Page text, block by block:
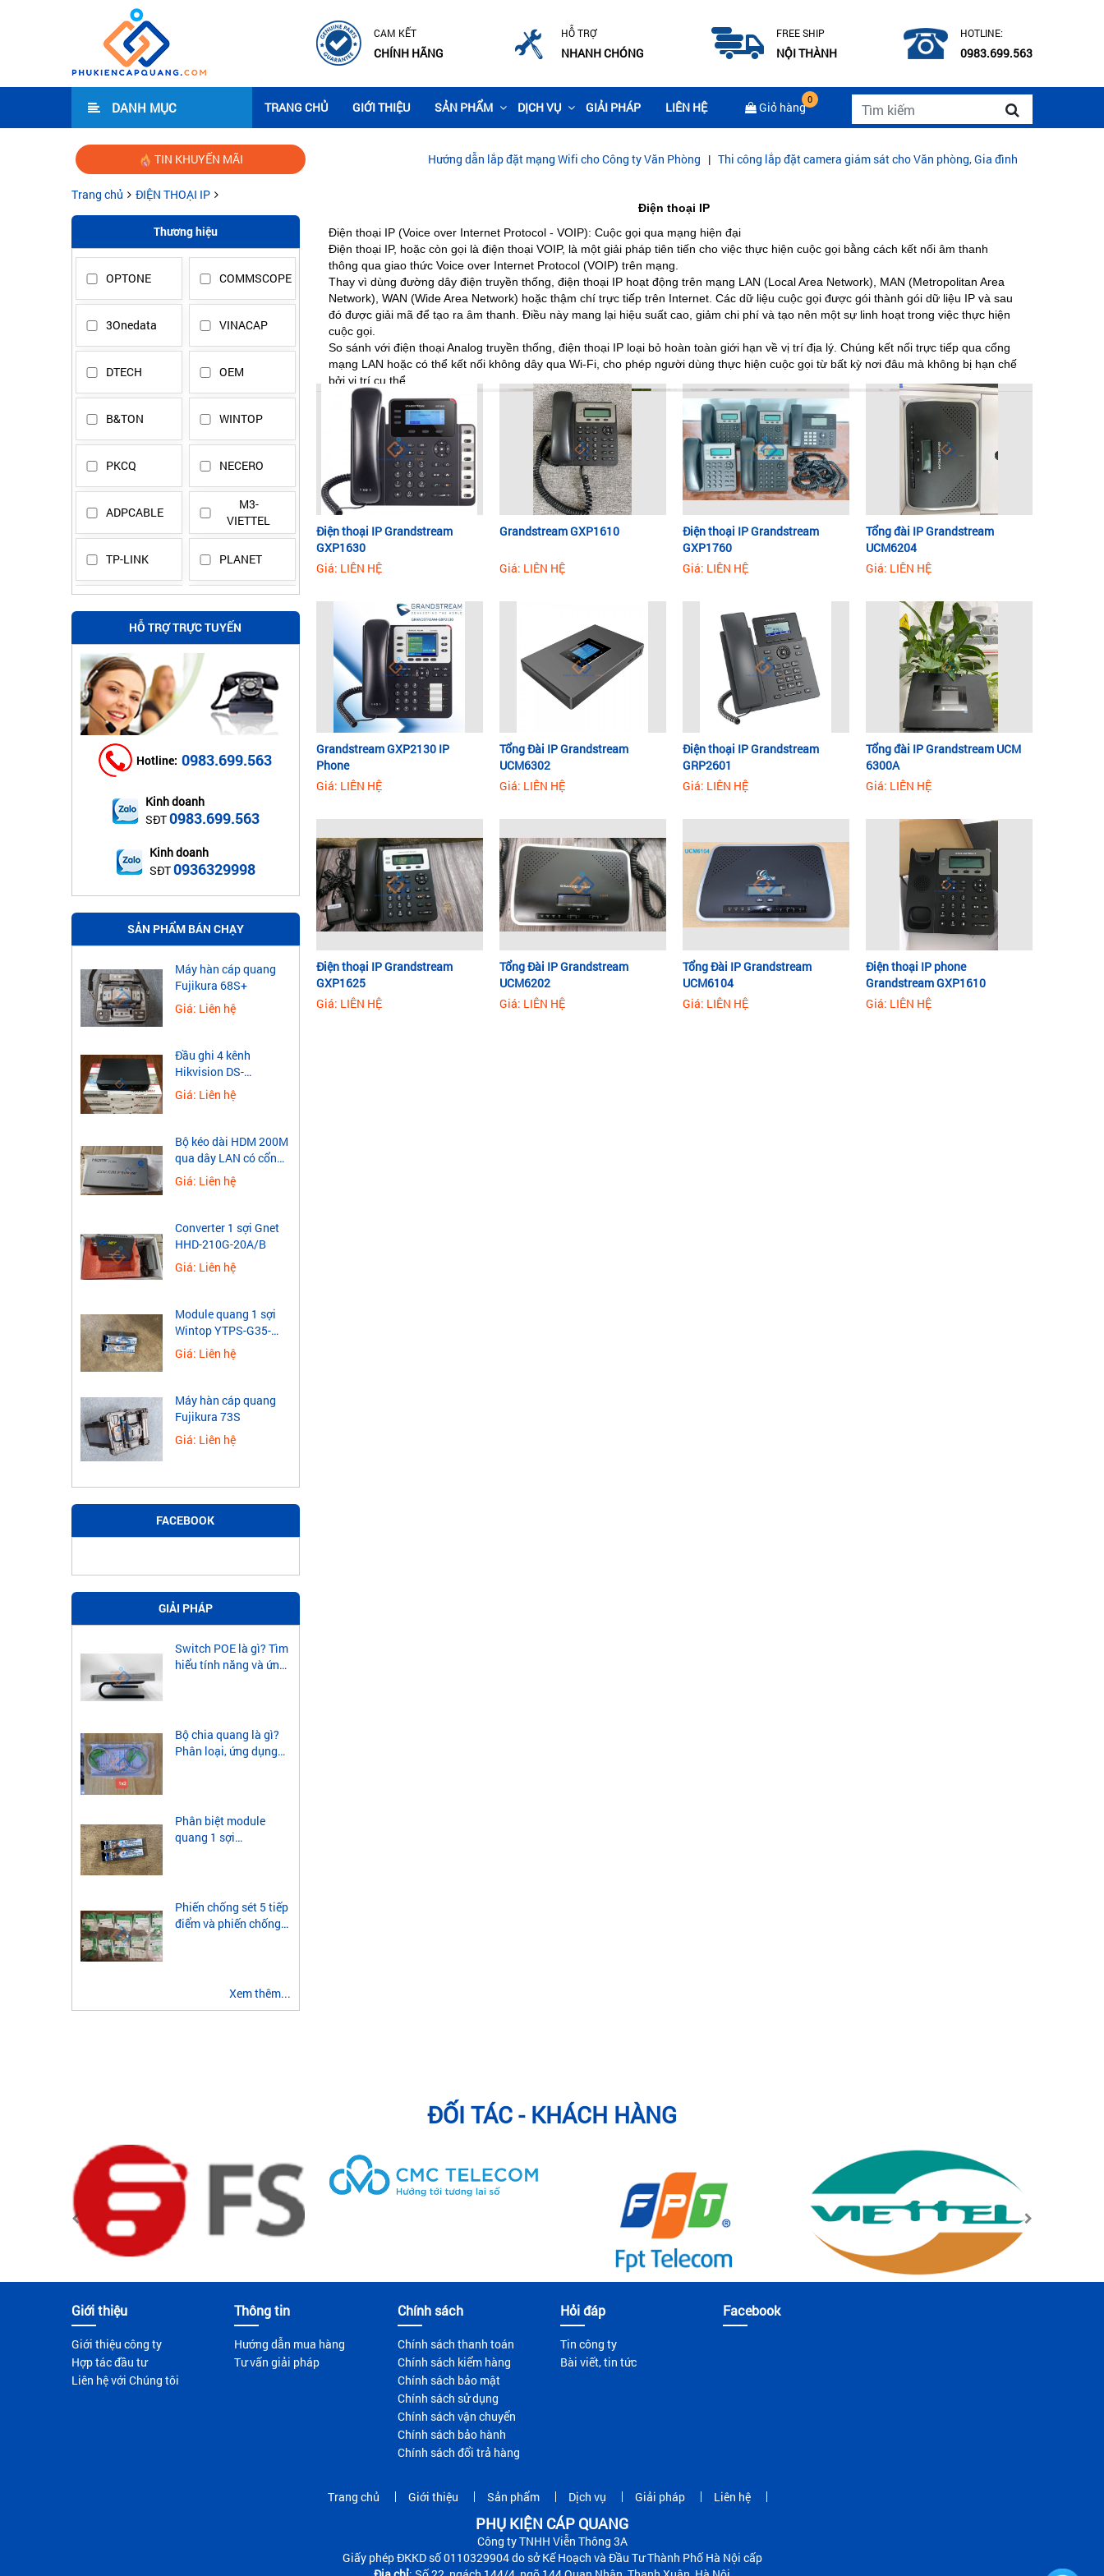
CAM KẾT
CHÍNH HÃNG
HỖ TRỢ
NHANH CHÓNG
FREE SHIP
NỘI THÀNH
HOTLINE:
0983.699.563
DANH MỤC TRANG CHỦ GIỚI THIỆU SẢN PHẨM DỊCH VỤ GIẢI PHÁP LIÊN HỆ Giỏ hàng
0
TIN KHUYẾN MÃI Hướng dẫn lắp đặt mạng Wifi cho Công ty Văn Phòng| Thi công lắp đặt camera giám sát cho Văn phòng, Gia đình|CÁP QUANG
Trang chủ ĐIỆN THOẠI IP
Thương hiệu
OPTONE COMMSCOPE
3Onedata VINACAP
DTECH OEM
B&TON WINTOP
PKCQ NECERO
ADPCABLE
M3-
VIETTEL
TP-LINK PLANET
VINA-
OFC/VINACAP
Z43-
Vinacap
SINO
Mikrotik
THC/OPSEN/AN
DAT PHAT
CISCO TOTOLINK
EZVIZ
LS
Cable&System
SKYCOM
Mercury Cambium
HDPE-THC HP
Golden -
Link
HRUI
Hanxin
Kenwood
Motorola Grandstream
Hasivo
COMMSCOPE
Joinwit GT-NET
Deviser Tribrer
Ceyear Tumtech
Sumitomo
VOIMAS Finisar
G-NET
COM
TCNET Cleaver
OPGW
VNPT LINKSYS
H3C
Huawei Zkteco
FOCAL
HO-LINK MPNET
LSvn GT-COM
MILLER
HỖ TRỢ TRỰC TUYẾN
Hotline: 0983.699.563
Kinh doanh
SĐT0983.699.563
Kinh doanh
SĐT0936329998
SẢN PHẨM BÁN CHẠY
Máy hàn cáp quang
Fujikura 68S+
Giá: Liên hệ
Đầu ghi 4 kênh
Hikvision DS-
7604NXI-K1
Giá: Liên hệ
​Bộ kéo dài HDM 200M
qua dây LAN có cổng
USB
Giá: Liên hệ
Converter 1 sợi Gnet
HHD-210G-20A/B
Giá: Liên hệ
Module quang 1 sợi
Wintop YTPS-G35-
40LD 1.25G
Giá: Liên hệ
Máy hàn cáp quang
Fujikura 73S
Giá: Liên hệ
FACEBOOK
GIẢI PHÁP
Switch POE là gì? Tìm
hiểu tính năng và ứng
Bộ chia quang là gì?
Phân loại, ứng dụng
Phân biệt module
quang 1 sợi
Phiến chống sét 5 tiếp
điểm và phiến chống
Xem thêm...
Điện thoại IP
Điện thoại IP (Voice over Internet Protocol - VOIP): Cuộc gọi qua mạng hiện đại
Điện thoại IP, hoặc còn gọi là điện thoại VOIP, là một giải pháp tiên tiến cho việc thực hiện cuộc gọi bằng cách kết nối âm thanh
thông qua giao thức Voice over Internet Protocol (VOIP) trên mạng.
Thay vì dùng đường dây điện truyền thống, điện thoại IP hoạt động trên mạng LAN (Local Area Network), MAN (Metropolitan Area
Network), WAN (Wide Area Network) hoặc thậm chí trực tiếp trên Internet. Các dữ liệu cuộc gọi được gói thành gói dữ liệu IP và sau
đó được giải mã để tạo ra âm thanh. Điều này mang lại hiệu suất cao, giảm chi phí và tạo nên một sự linh hoạt trong việc thực hiện
cuộc gọi.
So sánh với điện thoại Analog truyền thống, điện thoại IP loại bỏ hoàn toàn giới hạn về vị trí địa lý. Chúng kết nối trực tiếp qua cổng
mạng LAN hoặc có thể kết nối không dây qua Wi-Fi, cho phép người dùng thực hiện cuộc gọi từ bất kỳ nơi đâu mà không bị hạn chế
bởi vị trí cụ thể.
Các loại điện thoại IP hiện nay
Không bị hạn chế về vị trí địa lý, vì hoạt động qua mạng Internet, cho phép sử dụng ở bất kỳ nơi nào có kết nối mạng.
Dễ dàng cấu hình thông qua giao diện web.
Dễ dàng nâng cấp từ tổng đài Analog lên tổng đài VoIP.
Cung cấp đầy đủ chức năng của một điện thoại bàn, bao gồm nghe, gọi, chuyển máy, rước máy, và hiển thị số gọi đến.
Có khả năng lưu trữ danh bạ lớn, thường lên đến 500 danh bạ.
Di chuyển dễ dàng, khi bạn di dời văn phòng, chỉ cần cắm dây mạng là có thể sử dụng, không cần phải cấu hình lại.
Nhược điểm của Điện Thoại IP:
Phụ thuộc vào nguồn điện và mạng: Điện thoại IP yêu cầu cung cấp cả nguồn điện và kết nối mạng để hoạt động. Tuy nhiên, hiện
Điện thoại IP Grandstream
GXP1630
Giá: LIÊN HỆ
​Grandstream GXP1610
Giá: LIÊN HỆ
Điện thoại IP Grandstream
GXP1760
Giá: LIÊN HỆ
Tổng đài IP Grandstream
UCM6204
Giá: LIÊN HỆ
Grandstream GXP2130 IP
Phone
Giá: LIÊN HỆ
Tổng Đài IP Grandstream
UCM6302
Giá: LIÊN HỆ
Điện thoại IP Grandstream
GRP2601
Giá: LIÊN HỆ
Tổng đài IP Grandstream UCM
6300A
Giá: LIÊN HỆ
Điện thoại IP Grandstream
GXP1625
Giá: LIÊN HỆ
Tổng Đài IP Grandstream
UCM6202
Giá: LIÊN HỆ
Tổng Đài IP Grandstream
UCM6104
Giá: LIÊN HỆ
Điện thoại IP phone
Grandstream GXP1610
Giá: LIÊN HỆ
ĐỐI TÁC - KHÁCH HÀNG
Giới thiệu
Giới thiệu công ty
Hợp tác đầu tư
Liên hệ với Chúng tôi
Thông tin
Hướng dẫn mua hàng
Tư vấn giải pháp
Chính sách
Chính sách thanh toán
Chính sách kiểm hàng
Chính sách bảo mật
Chính sách sử dụng
Chính sách vận chuyển
Chính sách bảo hành
Chính sách đổi trả hàng
Hỏi đáp
Tin công ty
Bài viết, tin tức
Facebook
Trang chủ Giới thiệu Sản phẩm Dịch vụ Giải pháp Liên hệ
PHỤ KIỆN CÁP QUANG
Công ty TNHH Viễn Thông 3A
Giấy phép ĐKKD số 0110329904 do sở Kế Hoạch và Đầu Tư Thành Phố Hà Nội cấp